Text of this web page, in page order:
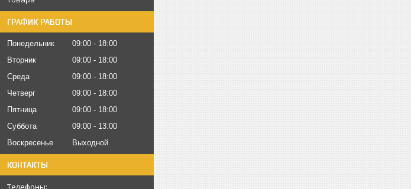
ГРАФИК РАБОТЫ
Понедельник 09:00
18:00
Вторник
09:00
18:00
Среда
09:00
18:00
Четверг
09:00
18:00
Пятница
09:00
18:00
Суббота
09:00
13:00
Воскресенье
Выходной
КОНТАКТЫ